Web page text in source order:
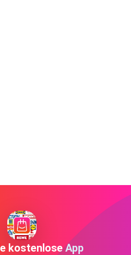
kostenlose App